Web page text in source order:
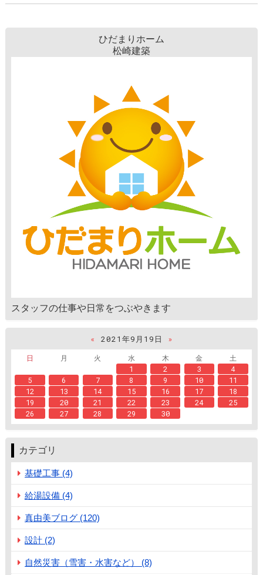
ひだまりホーム
松崎建築
スタッフの仕事や日常をつぶやきます
« 2021年9月19日
»
日
月 火 水 木 金
土
1
2 3
4
5
6 7 8 9 10
11
12
13 14 15 16 17
18
19
20 21 22 23 24
25
26
27 28 29 30
カテゴリ
基礎工事 (4)
給湯設備 (4)
真由美ブログ (120)
設計 (2)
自然災害（雪害・水害など） (8)